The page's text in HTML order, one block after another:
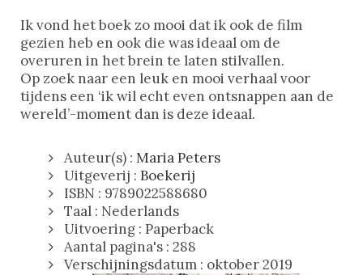
Ik vond het boek zo mooi dat ik ook de film
gezien heb en ook die was ideaal om de
overuren in het brein te laten stilvallen.
Op zoek naar een leuk en mooi verhaal voor
tijdens een ‘ik wil echt even ontsnappen aan de
wereld’-moment dan is deze ideaal.
Auteur(s) : Maria Peters
Uitgeverij : Boekerij
ISBN : 9789022588680
Taal : Nederlands
Uitvoering : Paperback
Aantal pagina's : 288
Verschijningsdatum : oktober 2019